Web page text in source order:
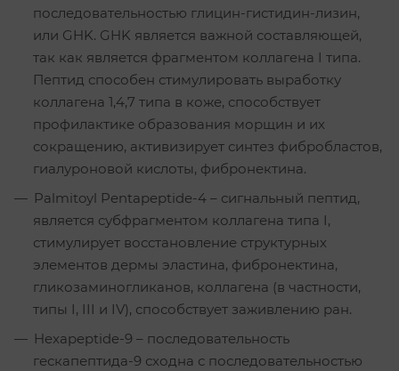
последовательностью глицин-гистидин-лизин,
или GHK. GHK является важной составляющей,
так как является фрагментом коллагена I типа.
Пептид способен стимулировать выработку
коллагена 1,4,7 типа в коже, способствует
профилактике образования морщин и их
сокращению, активизирует синтез фибробластов,
гиалуроновой кислоты, фибронектина.
Palmitoyl Pentapeptide-4 – сигнальный пептид,
является субфрагментом коллагена типа I,
стимулирует восстановление структурных
элементов дермы эластина, фибронектина,
гликозаминогликанов, коллагена (в частности,
типы I, III и IV), способствует заживлению ран.
Hexapeptide-9 – последовательность
гескапептида-9 сходна с последовательностью